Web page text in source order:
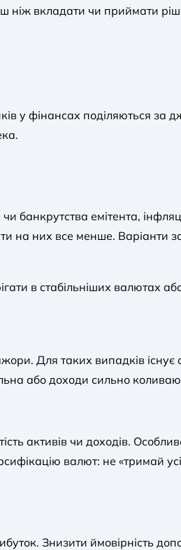
ніж вкладати чи приймати
у фінансах поділяються
банкрутства емітента,
них все менше. Варіанти
в стабільніших валютах
Для таких випадків
або доходи сильно
активів чи доходів.
валют: не «тримай
Знизити ймовірність